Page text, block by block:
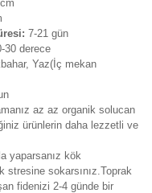
7-21 gün
30 derece
Yaz(İç mekan
az az organik solucan
ürünlerin daha lezzetli ve
yaparsanız kök
stresine sokarsınız.Toprak
fidenizi 2-4 günde bir